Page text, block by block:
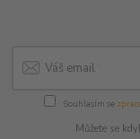
Souhlasím se
Můžete se